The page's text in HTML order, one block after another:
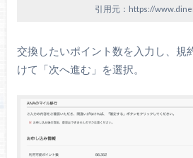
引用元：https://
交換したいポイント数を入力し、規
けて「次へ進む」を選択。